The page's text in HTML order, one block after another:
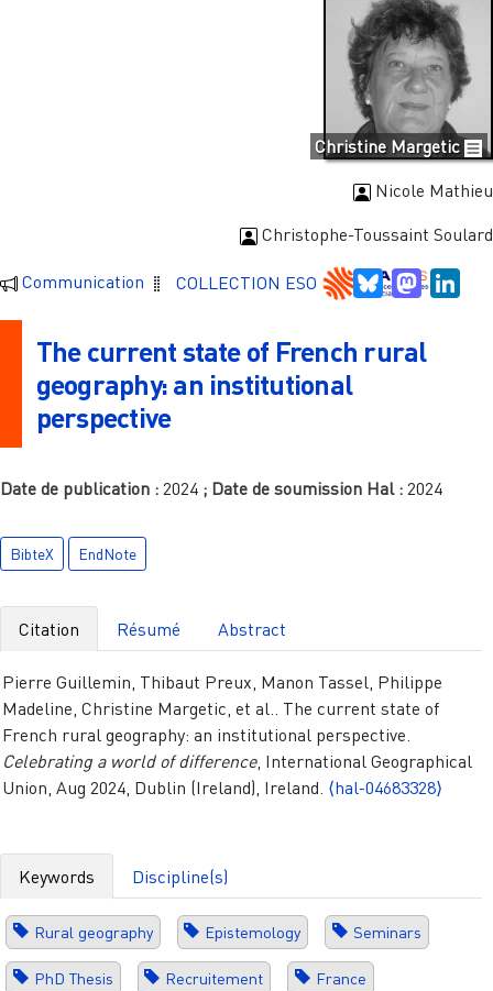
Christine Margetic
Nicole Mathieu
Christophe-Toussaint Soulard
Communication COLLECTION ESO Bluesky
The current state of French rural
geography: an institutional
perspective
Date de publication : 2024 ; Date de soumission Hal : 2024
BibteX EndNote
Citation Résumé Abstract
Pierre Guillemin, Thibaut Preux, Manon Tassel, Philippe
Madeline, Christine Margetic, et al.. The current state of
French rural geography: an institutional perspective.
Celebrating a world of difference, International Geographical
Union, Aug 2024, Dublin (Ireland), Ireland. ⟨hal-04683328⟩
Keywords Discipline(s)
Rural geography Epistemology Seminars
PhD Thesis Recruitement France